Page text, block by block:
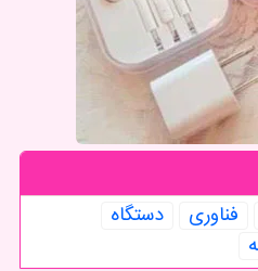
فناوری
دستگاه